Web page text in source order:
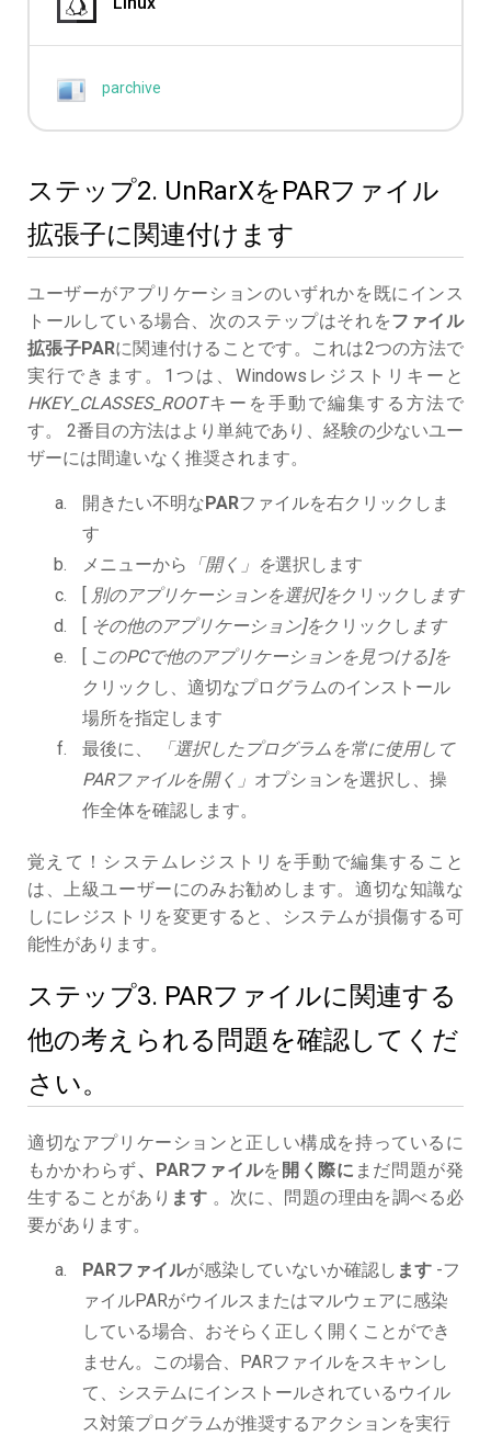
parchive
ステップ2. UnRarXをPARファイル
拡張子に関連付けます
ユーザーがアプリケーションのいずれかを既にインス
トールしている場合、次のステップはそれをファイル
拡張子PARに関連付けることです。これは2つの方法で
実行できます。1つは、Windowsレジストリキーと
HKEY_CLASSES_ROOTキーを手動で編集する方法で
す。 2番目の方法はより単純であり、経験の少ないユー
ザーには間違いなく推奨されます。
開きたい不明なPARファイルを右クリックしま
す
メニューから
「開く」を選択します
[ 別のアプリケーションを選択]をクリックし ます
[ その他のアプリケーション]をクリックし ます
[ このPCで他のアプリケーションを見つける]を
クリックし、適切なプログラムのインストール
場所を指定します
最後に、
「選択したプログラムを常に使用して
PARファイルを開く」 オプションを選択し、操
作全体を確認します。
覚えて！システムレジストリを手動で編集すること
は、上級ユーザーにのみお勧めします。適切な知識な
しにレジストリを変更すると、システムが損傷する可
能性があります。
ステップ3. PARファイルに関連する
他の考えられる問題を確認してくだ
さい。
適切なアプリケーションと正しい構成を持っているに
もかかわらず、PARファイルを 開く際に まだ問題が発
生することがあり ます 。次に、問題の理由を調べる必
要があります。
PARファイルが感染していないか確認し ます -フ
ァイルPARがウイルスまたはマルウェアに感染
している場合、おそらく正しく開くことができ
ません。この場合、PARファイルをスキャンし
て、システムにインストールされているウイル
ス対策プログラムが推奨するアクションを実行